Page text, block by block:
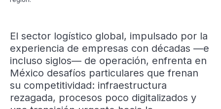
El sector logístico global, impulsado por la
experiencia de empresas con décadas —e
incluso siglos— de operación, enfrenta en
México desafíos particulares que frenan
su competitividad: infraestructura
rezagada, procesos poco digitalizados y